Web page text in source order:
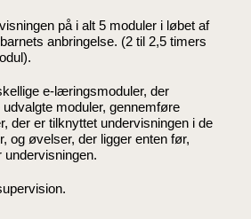
på i alt 5 moduler i løbet af
anbringelse. (2 til 2,5 timers
e-læringsmoduler, der
moduler, gennemføre
der er tilknyttet undervisningen i de
og øvelser, der ligger enten før,
undervisningen.